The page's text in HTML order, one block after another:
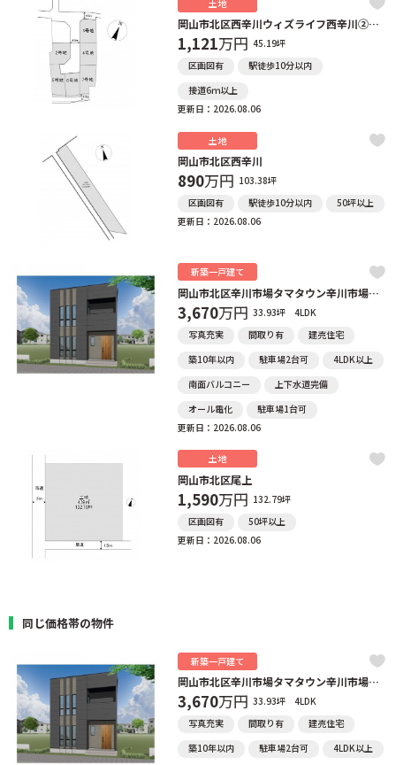
土地
岡山市北区西辛川ウィズライフ西辛川②～⑦号地
1,121万円 45.19坪
区画図有
駅徒歩10分以内
接道6ｍ以上
更新日：2026.08.06
土地
岡山市北区西辛川
890万円 103.38坪
区画図有
駅徒歩10分以内
50坪以上
更新日：2026.08.06
新築一戸建て
岡山市北区辛川市場タマタウン辛川市場②号地
3,670万円 33.93坪
4LDK
写真充実
間取り有
建売住宅
築10年以内
駐車場2台可
4LDK以上
南面バルコニー
上下水道完備
オール電化
駐車場1台可
更新日：2026.08.06
土地
岡山市北区尾上
1,590万円 132.79坪
区画図有
50坪以上
更新日：2026.08.06
同じ価格帯の物件
新築一戸建て
岡山市北区辛川市場タマタウン辛川市場②号地
3,670万円 33.93坪
4LDK
写真充実
間取り有
建売住宅
築10年以内
駐車場2台可
4LDK以上